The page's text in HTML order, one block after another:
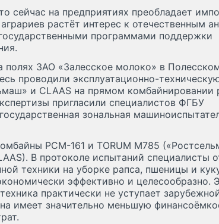
сейчас на предприятиях преобладает
растёт интерес к отечественным
программами поддержки
полях ЗАО «Залесское молоко» в
проводили эксплуатационно-
и CLAAS на прямом комбайнировании
пригласили специалистов ФГБУ
зональная
РСМ-161 и TORUM M785
В протоколе испытаний специалисты
техники на уборке рапса, пшеницы и
эффективно и целесообразно.
практически не уступает
имеет значительно меньшую